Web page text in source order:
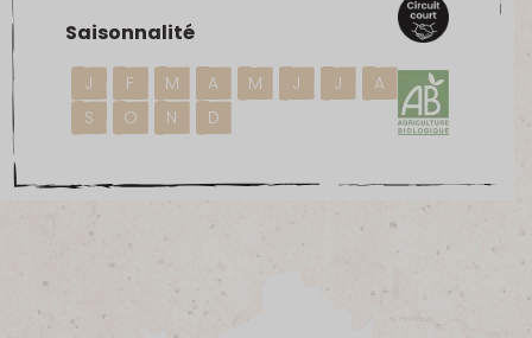
Saisonnalité
J F M A M J J
A
S
O N D